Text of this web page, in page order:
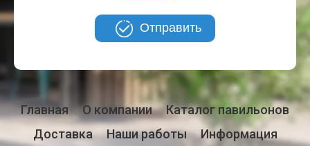
Отправить
Главная О компании
Каталог павильонов
Доставка
Наши работы
Информация